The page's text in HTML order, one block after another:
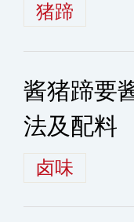
猪蹄
酱猪蹄要
法及配料
卤味